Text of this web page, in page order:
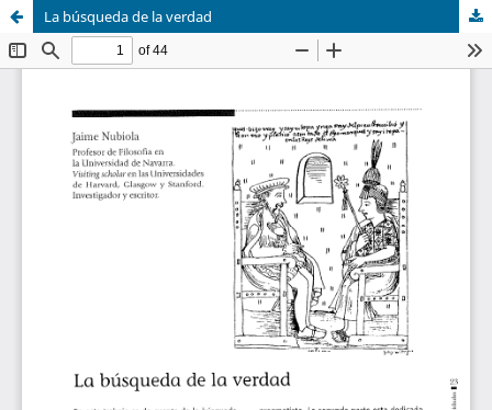
La búsqueda de la verdad